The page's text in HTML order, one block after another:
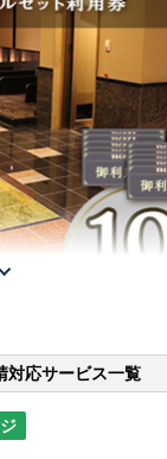
対応サービス一覧